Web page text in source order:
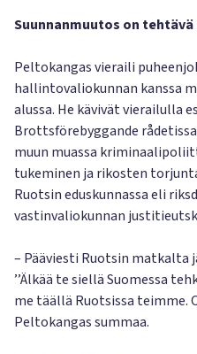
Suunnanmuutos on
Peltokangas vieraili
hallintovaliokunnan kanssa
alussa. He kävivät vierailulla
Brottsförebyggande
muun muassa
tukeminen ja rikosten
Ruotsin eduskunnassa eli
vastinvaliokunnan
– Pääviesti Ruotsin matkalta
’’Älkää te siellä Suomessa
me täällä Ruotsissa teimme.
Peltokangas summaa.